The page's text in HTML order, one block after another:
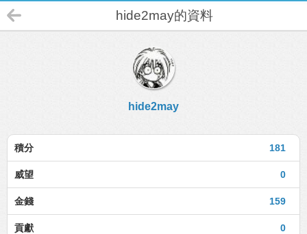
hide2may的資料
hide2may
181
積分
0
威望
159
金錢
0
貢獻